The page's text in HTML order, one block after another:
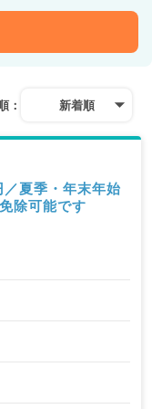
： 新着順
夏季・年末年始
除可能です